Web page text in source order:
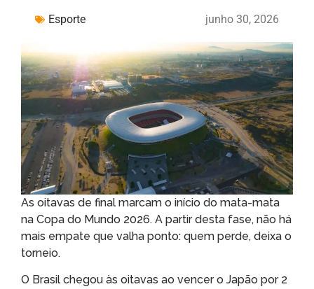
Esporte junho 30, 2026
As oitavas de final marcam o início do mata-mata
na Copa do Mundo 2026. A partir desta fase, não há
mais empate que valha ponto: quem perde, deixa o
torneio.
O Brasil chegou às oitavas ao vencer o Japão por 2